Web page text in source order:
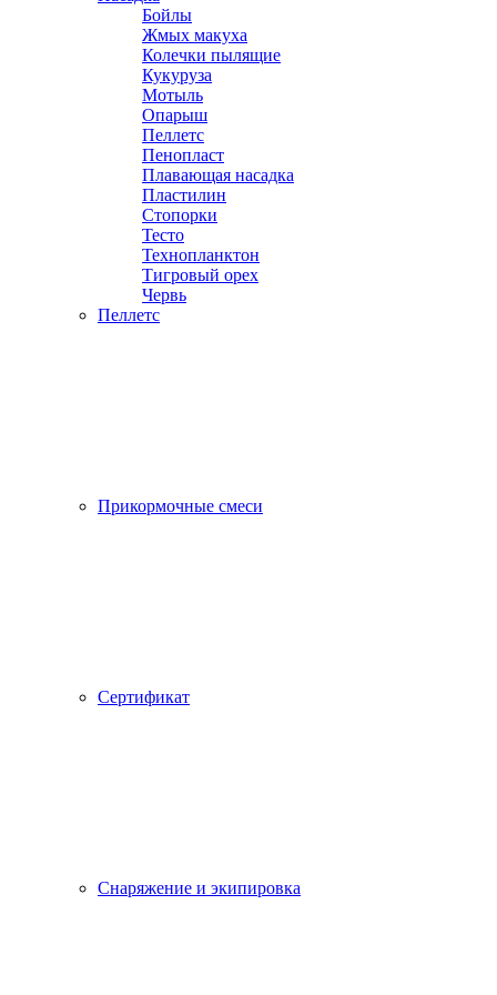
Бойлы
Жмых макуха
Колечки пылящие
Кукуруза
Мотыль
Опарыш
Пеллетс
Пенопласт
Плавающая насадка
Пластилин
Стопорки
Тесто
Технопланктон
Тигровый орех
Червь
Пеллетс
Прикормочные смеси
Сертификат
Снаряжение и экипировка